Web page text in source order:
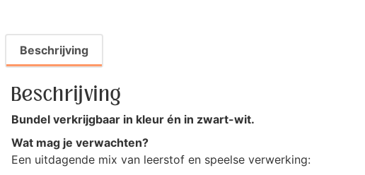
Beschrijving
Beschrijving
Bundel verkrijgbaar in kleur én in zwart-wit.
Wat mag je verwachten?
Een uitdagende mix van leerstof en speelse verwerking: